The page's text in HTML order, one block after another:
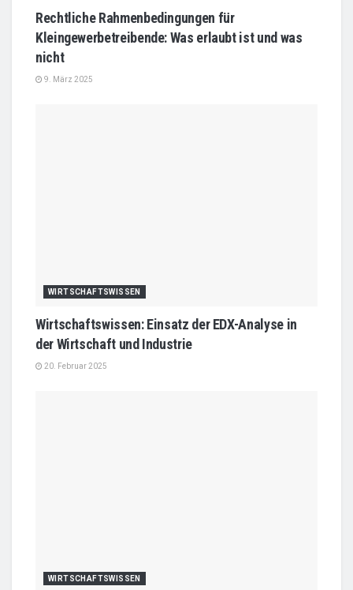
Rechtliche Rahmenbedingungen für
Kleingewerbetreibende: Was erlaubt ist und was
nicht
9. März 2025
WIRTSCHAFTSWISSEN
Wirtschaftswissen: Einsatz der EDX-Analyse in
der Wirtschaft und Industrie
20. Februar 2025
WIRTSCHAFTSWISSEN